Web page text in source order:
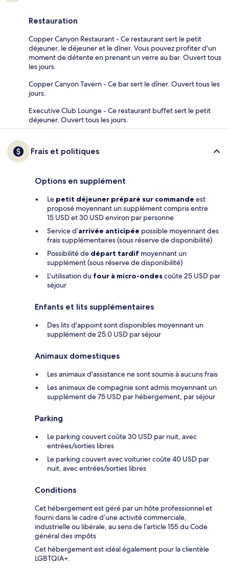
Restauration
Copper Canyon Restaurant - Ce restaurant sert le petit
déjeuner, le déjeuner et le dîner. Vous pouvez profiter d'un
moment de détente en prenant un verre au bar. Ouvert tous
les jours.
Copper Canyon Tavern - Ce bar sert le dîner. Ouvert tous les
jours.
Executive Club Lounge - Ce restaurant buffet sert le petit
déjeuner. Ouvert tous les jours.
Frais et politiques
Options en supplément
Le petit déjeuner préparé sur commande est
proposé moyennant un supplément compris entre
15 USD et 30 USD environ par personne
Service d’arrivée anticipée possible moyennant des
frais supplémentaires (sous réserve de disponibilité)
Possibilité de départ tardif moyennant un
supplément (sous réserve de disponibilité)
L'utilisation du four à micro-ondescoûte 25 USD par
séjour
Enfants et lits supplémentaires
Des lits d'appoint sont disponibles moyennant un
supplément de 25.0 USD par séjour
Animaux domestiques
Les animaux d'assistance ne sont soumis à aucuns frais
Les animaux de compagnie sont admis moyennant un
supplément de 75 USD par hébergement, par séjour
Parking
Le parking couvert coûte 30 USD par nuit, avec
entrées/sorties libres
Le parking couvert avec voiturier coûte 40 USD par
nuit, avec entrées/sorties libres
Conditions
Cet hébergement est géré par un hôte professionnel et
fourni dans le cadre d’une activité commerciale,
industrielle ou libérale, au sens de l’article 155 du Code
général des impôts
Cet hébergement est idéal également pour la clientèle
LGBTQIA+.